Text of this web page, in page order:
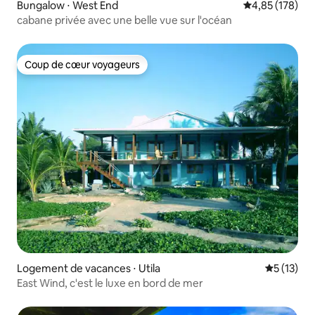
Bungalow ⋅ West End Évaluation
4,85 (178)
cabane privée avec une belle vue sur l'océan
Coup de cœur voyageurs
Coup de cœur voyageurs
Logement de vacances ⋅ Utila
5 (13)
East Wind, c'est le luxe en bord de mer